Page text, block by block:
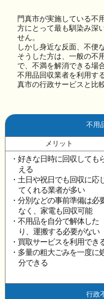
門真市が実施している不
方にとって最も馴染み深
せん。
しかし身近な反面、不便
そうした方は、一般の不
で、不満を解消できる場
不用品回収業者を利用す
真市の行政サービスと比
不用
メリット
・好きな日時に回収しても
える
・土日や祝日でも回収に応
てくれる業者が多い
・分別などの事前準備は必
なく、家電も回収可能
・不用品を自分で解体した
り、運搬する必要がない
・買取サービスを利用でき
・多量の粗大ごみを一度に
分できる
行政